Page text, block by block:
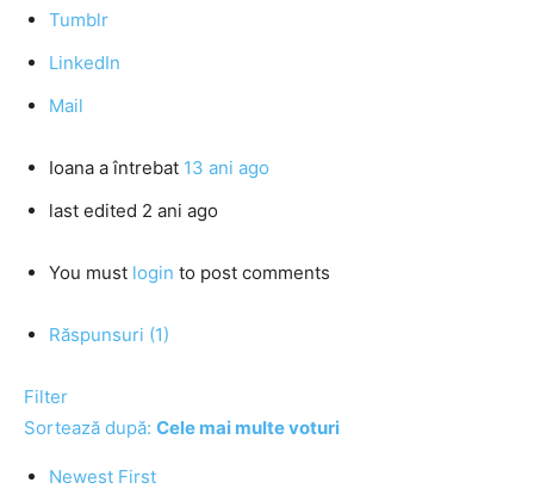
Tumblr
LinkedIn
Mail
Ioana a întrebat 13 ani ago
last edited 2 ani ago
You must login to post comments
Răspunsuri (1)
Filter
Sortează după: Cele mai multe voturi
Newest First